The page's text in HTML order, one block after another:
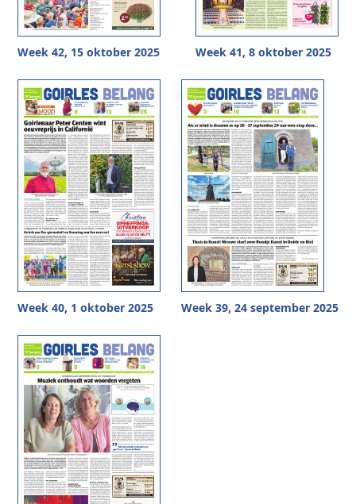
Week 42, 15 oktober 2025 Week 41, 8 oktober 2025
Week 40, 1 oktober 2025 Week 39, 24 september 2025